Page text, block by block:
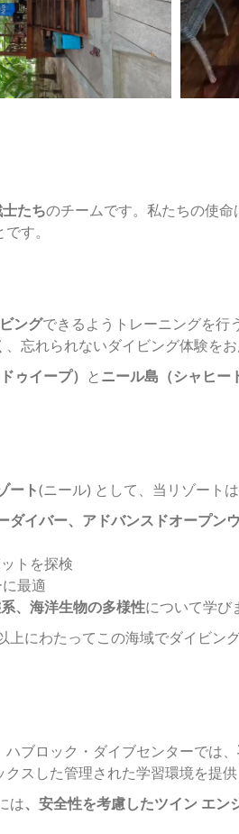
たちのチームです。私たちの使命
す。
ングできるようトレーニングを行
忘れられないダイビング体験をお
ゥイープ） とニール島（シャヒー
ート(ニール) として、当リゾート
ダイバー、アドバンスドオープン
トを探検
最適
、海洋生物の多様性について学び
上にわたってこの海域でダイビン
ブロック・ダイブセンターでは、
スした管理された学習環境を提供
は、安全性を考慮したツイン エン